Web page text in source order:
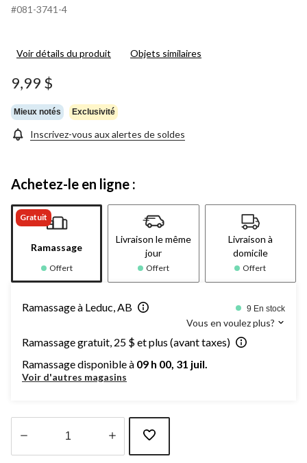
#081-3741-4
Voir détails du produit Objets similaires
9,99 $
Mieux notés Exclusivité
Inscrivez-vous aux alertes de soldes
Achetez-le en ligne :
Gratuit
Ramassage
Offert
Livraison le même
jour
Offert
Livraison à
domicile
Offert
Ramassage à Leduc, AB 9 En stock
Vous en voulez plus?
Ramassage gratuit, 25 $ et plus (avant taxes)
Ramassage disponible à 09 h 00, 31 juil.
Voir d'autres magasins